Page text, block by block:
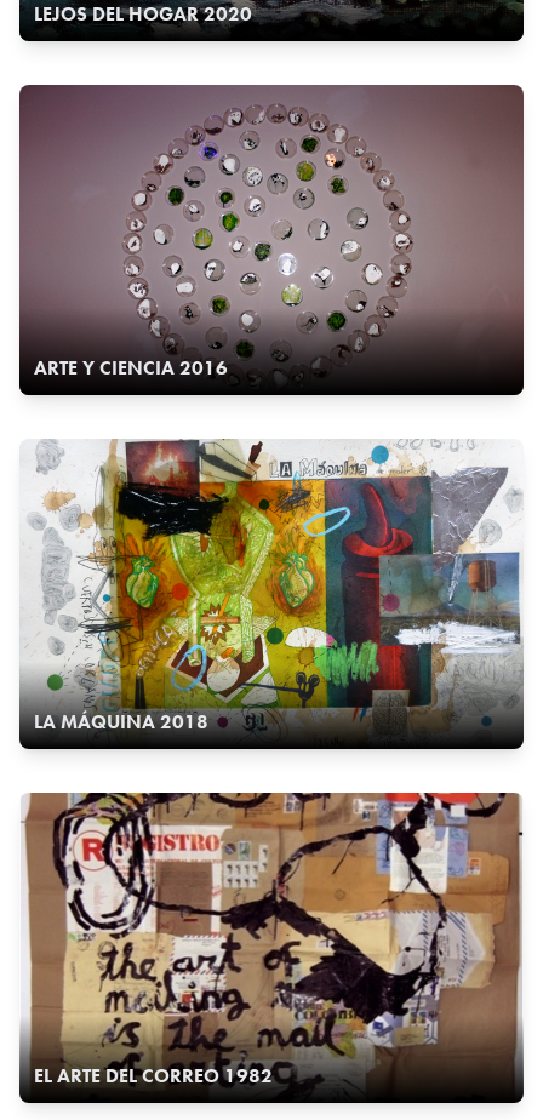
LEJOS DEL HOGAR 2020
ARTE Y CIENCIA 2016
LA MÁQUINA 2018
EL ARTE DEL CORREO 1982